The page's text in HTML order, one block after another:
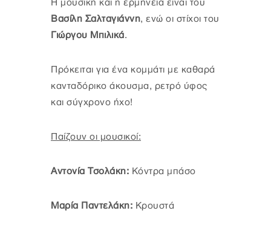
Η μουσική και η ερμηνεία είναι του
Βασίλη Σαλταγιάννη, ενώ οι στίχοι του
Γιώργου Μπιλικά.
Πρόκειται για ένα κομμάτι με καθαρά
κανταδόρικο άκουσμα, ρετρό ύφος
και σύγχρονο ήχο!
Παίζουν οι μουσικοί:
Αντονία Τσολάκη: Κόντρα μπάσο
Μαρία Παντελάκη: Κρουστά